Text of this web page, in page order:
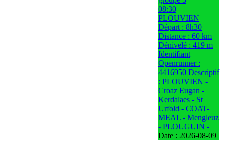
08:30
PLOUVIEN
Départ : 8h30
Distance : 60 km
Dénivelé : 419 m
Identifiant
Openrunner :
4416950 Descriptif
: PLOUVIEN -
Croaz Eugan -
Kerdalaes - St
Urfold - COAT-
MEAL - Mengleuz
- PLOUGUIN -
Date : 2026-08-09